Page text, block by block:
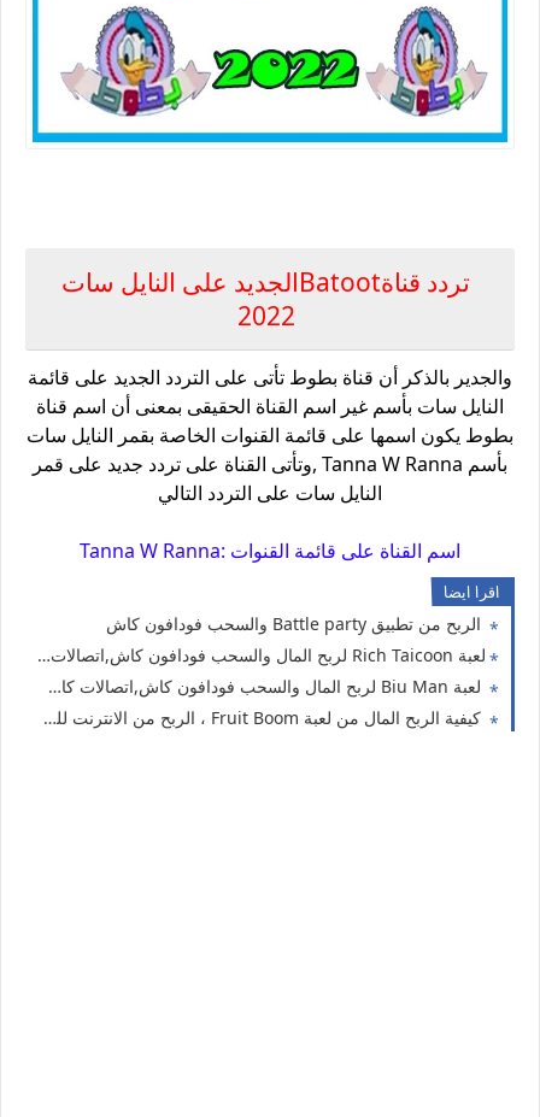
تردد قناةBatootالجديد على النايل سات
2022
والجدير بالذكر أن قناة بطوط تأتى على التردد الجديد على قائمة
النايل سات بأسم غير اسم القناة الحقيقى بمعنى أن اسم قناة
بطوط يكون اسمها على قائمة القنوات الخاصة بقمر النايل سات
بأسم Tanna W Ranna ,وتأتى القناة على تردد جديد على قمر
النايل سات على التردد التالي
اسم القناة على قائمة القنوات :Tanna W Ranna
اقرا ايضا
الربح من تطبيق Battle party والسحب فودافون كاش
لعبة Rich Taicoon لربح المال والسحب فودافون كاش,اتصالات كاش ،اورنج كاش
لعبة Biu Man لربح المال والسحب فودافون كاش,اتصالات كاش ،اورنج كاش
كيفية الربح المال من لعبة Fruit Boom ، الربح من الانترنت للمبتدئين